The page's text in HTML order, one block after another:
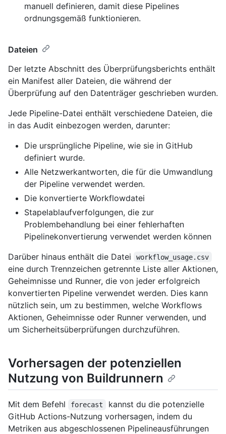
manuell definieren, damit diese Pipelines
ordnungsgemäß funktionieren.
Dateien
Der letzte Abschnitt des Überprüfungsberichts enthält
ein Manifest aller Dateien, die während der
Überprüfung auf den Datenträger geschrieben wurden.
Jede Pipeline-Datei enthält verschiedene Dateien, die
in das Audit einbezogen werden, darunter:
Die ursprüngliche Pipeline, wie sie in GitHub
definiert wurde.
Alle Netzwerkantworten, die für die Umwandlung
der Pipeline verwendet werden.
Die konvertierte Workflowdatei
Stapelablaufverfolgungen, die zur
Problembehandlung bei einer fehlerhaften
Pipelinekonvertierung verwendet werden können
Darüber hinaus enthält die Datei
workflow_usage.csv
eine durch Trennzeichen getrennte Liste aller Aktionen,
Geheimnisse und Runner, die von jeder erfolgreich
konvertierten Pipeline verwendet werden. Dies kann
nützlich sein, um zu bestimmen, welche Workflows
Aktionen, Geheimnisse oder Runner verwenden, und
um Sicherheitsüberprüfungen durchzuführen.
Vorhersagen der potenziellen
Nutzung von Buildrunnern
Mit dem Befehl forecast
kannst du die potenzielle
GitHub Actions-Nutzung vorhersagen, indem du
Metriken aus abgeschlossenen Pipelineausführungen